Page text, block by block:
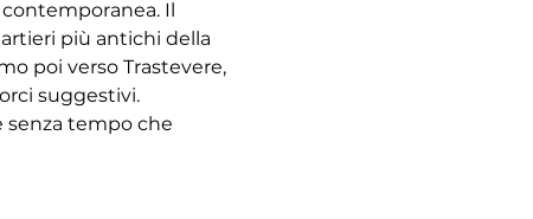
Il
più antichi della
poi verso Trastevere,
suggestivi.
senza tempo che